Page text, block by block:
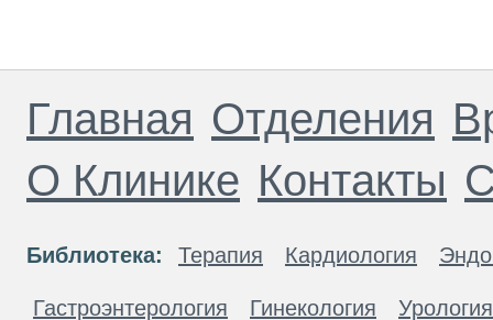
Главная Отделения
О Клинике Контакты
Библиотека: Терапия Кардиология
Гастроэнтерология Гинекология Урология